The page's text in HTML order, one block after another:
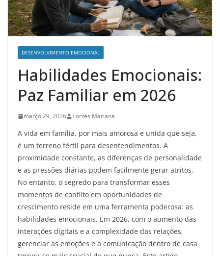
DESENVOLVIMENTO EMOCIONAL
Habilidades Emocionais:
Paz Familiar em 2026
março 29, 2026 Torres Mariana
A vida em família, por mais amorosa e unida que seja,
é um terreno fértil para desentendimentos. A
proximidade constante, as diferenças de personalidade
e as pressões diárias podem facilmente gerar atritos.
No entanto, o segredo para transformar esses
momentos de conflito em oportunidades de
crescimento reside em uma ferramenta poderosa: as
habilidades emocionais. Em 2026, com o aumento das
interações digitais e a complexidade das relações,
gerenciar as emoções e a comunicação dentro de casa